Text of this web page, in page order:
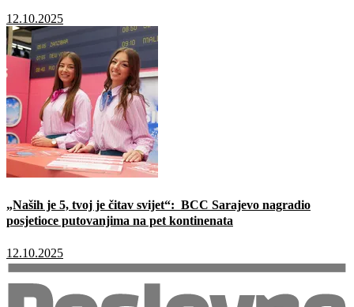
12.10.2025
„Naših je 5, tvoj je čitav svijet“: BCC Sarajevo nagradio
posjetioce putovanjima na pet kontinenata
12.10.2025